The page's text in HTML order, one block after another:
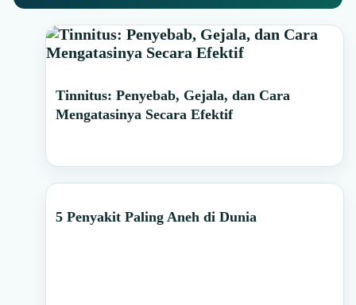
Tinnitus: Penyebab, Gejala, dan Cara
Mengatasinya Secara Efektif
5 Penyakit Paling Aneh di Dunia
Sidebar